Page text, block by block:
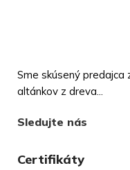
Sme skúsený predajca
altánkov z dreva...
Sledujte nás
Certifikáty